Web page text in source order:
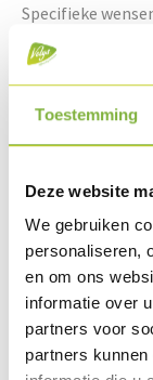
Toestemming
Deze website
We gebruiken
personaliseren,
en om ons
informatie over
partners voor
partners
Specifieke
Beschikbaar in
Recepten